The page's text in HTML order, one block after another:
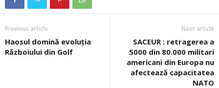
Previous article
Haosul domină evoluția
Războiului din Golf
Next article
SACEUR : retragerea a
5000 din 80.000 militari
americani din Europa nu
afectează capacitatea
NATO